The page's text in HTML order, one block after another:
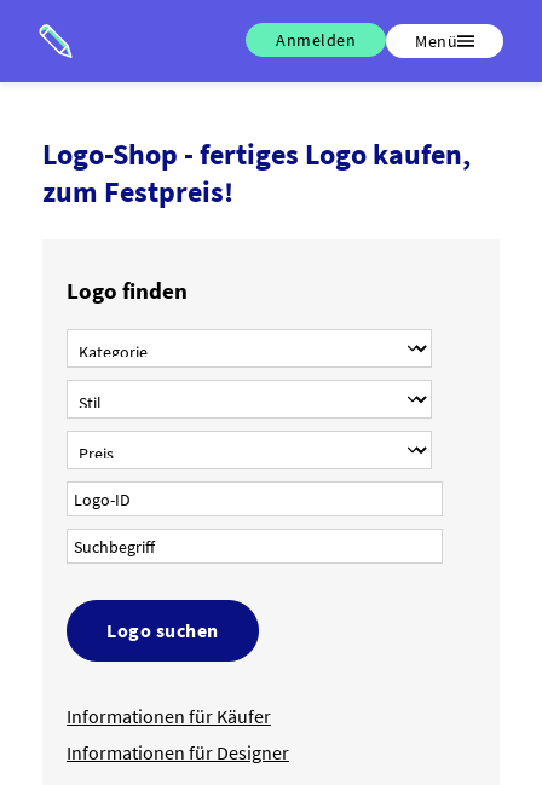
Anmelden Menü
Logo-Shop - fertiges Logo kaufen,
zum Festpreis!
Logo finden
Logo suchen
Informationen für Käufer
Informationen für Designer